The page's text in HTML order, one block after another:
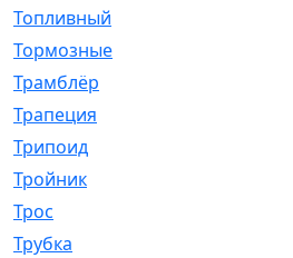
Топливный
Тормозные
Трамблёр
Трапеция
Трипоид
Тройник
Трос
Трубка